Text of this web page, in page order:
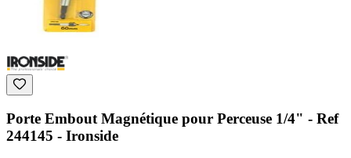
Porte Embout Magnétique pour Perceuse 1/4" - Ref
244145 - Ironside